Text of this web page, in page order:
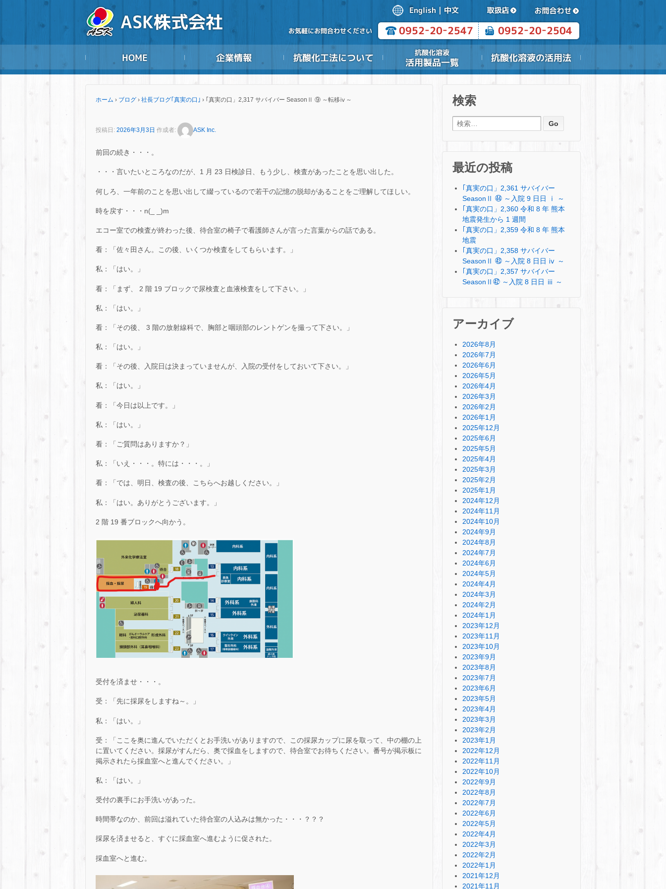
ホーム › ブログ › 社長ブログ｢真実の口｣ › ｢真実の口」2,317 サバイバー SeasonⅡ ⑨ ～転移ⅳ～
投稿日: 2026年3月3日 作成者: ASK Inc.
前回の続き・・・。
・・・言いたいところなのだが、1 月 23 日検診日、もう少し、検査があったことを思い出した。
何しろ、一年前のことを思い出して綴っているので若干の記憶の脱却があることをご理解してほしい。
時を戻す・・・n(_ _)m
エコー室での検査が終わった後、待合室の椅子で看護師さんが言った言葉からの話である。
看：「佐々田さん。この後、いくつか検査をしてもらいます。」
私：「はい。」
看：「まず、 2 階 19 ブロックで尿検査と血液検査をして下さい。」
私：「はい。」
看：「その後、 3 階の放射線科で、胸部と咽頭部のレントゲンを撮って下さい。」
私：「はい。」
看：「その後、入院日は決まっていませんが、入院の受付をしておいて下さい。」
私：「はい。」
看：「今日は以上です。」
私：「はい。」
看：「ご質問はありますか？」
私：「いえ・・・。特には・・・。」
看：「では、明日、検査の後、こちらへお越しください。」
私：「はい。ありがとうございます。」
2 階 19 番ブロックへ向かう。
受付を済ませ・・・。
受：「先に採尿をしますね～。」
私：「はい。」
受：「ここを奥に進んでいただくとお手洗いがありますので、この採尿カップに尿を取って、中の棚の上
に置いてください。採尿がすんだら、奥で採血をしますので、待合室でお待ちください。番号が掲示板に
掲示されたら採血室へと進んでください。」
私：「はい。」
受付の裏手にお手洗いがあった。
時間帯なのか、前回は溢れていた待合室の人込みは無かった・・・？？？
採尿を済ませると、すぐに採血室へ進むように促された。
採血室へと進む。
検索
検索:
最近の投稿
｢真実の口」2,361 サバイバー
SeasonⅡ ㊹ ～入院 9 日日 ⅰ ～
｢真実の口」2,360 令和 8 年 熊本
地震発生から 1 週間
｢真実の口」2,359 令和 8 年 熊本
地震
｢真実の口」2,358 サバイバー
SeasonⅡ ㊸ ～入院 8 日日 ⅳ ～
｢真実の口」2,357 サバイバー
SeasonⅡ㊷ ～入院 8 日日 ⅲ ～
アーカイブ
2026年8月
2026年7月
2026年6月
2026年5月
2026年4月
2026年3月
2026年2月
2026年1月
2025年12月
2025年6月
2025年5月
2025年4月
2025年3月
2025年2月
2025年1月
2024年12月
2024年11月
2024年10月
2024年9月
2024年8月
2024年7月
2024年6月
2024年5月
2024年4月
2024年3月
2024年2月
2024年1月
2023年12月
2023年11月
2023年10月
2023年9月
2023年8月
2023年7月
2023年6月
2023年5月
2023年4月
2023年3月
2023年2月
2023年1月
2022年12月
2022年11月
2022年10月
2022年9月
2022年8月
2022年7月
2022年6月
2022年5月
2022年4月
2022年3月
2022年2月
2022年1月
2021年12月
2021年11月